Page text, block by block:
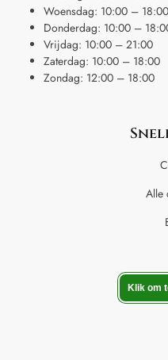
Woensdag: 10:00 – 18:00
Donderdag: 10:00 –
Vrijdag: 10:00 – 21:00
Zaterdag: 10:00 – 18:00
Zondag: 12:00 – 18:00
Alle
Klik om